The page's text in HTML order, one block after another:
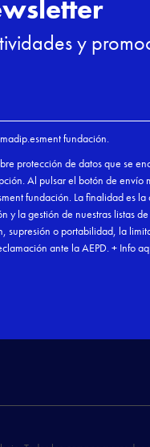
y
de su
Seleccionamos